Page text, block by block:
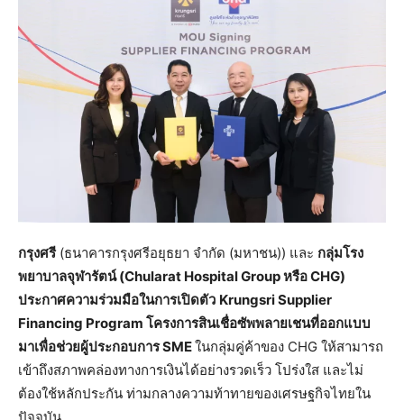
กรุงศรี(ธนาคารกรุงศรีอยุธยา จำกัด (มหาชน)) และ กลุ่มโรง
พยาบาลจุฬารัตน์ (Chularat Hospital Group หรือ CHG)
ประกาศความร่วมมือในการเปิดตัว Krungsri Supplier
Financing Program โครงการสินเชื่อซัพพลายเชนที่ออกแบบ
มาเพื่อช่วยผู้ประกอบการ SMEในกลุ่มคู่ค้าของ CHG ให้สามารถ
เข้าถึงสภาพคล่องทางการเงินได้อย่างรวดเร็ว โปร่งใส และไม่
ต้องใช้หลักประกัน ท่ามกลางความท้าทายของเศรษฐกิจไทยใน